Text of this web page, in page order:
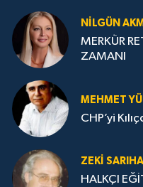
NILGÜN
MERKÜR
ZAMANI
MEHMET
CHP’yi
ZEKI
HALKÇI